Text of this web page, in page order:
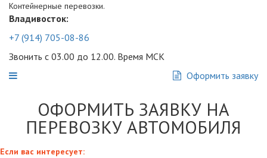
Контейнерные перевозки.
Владивосток:
+7 (914) 705-08-86
Звонить с 03.00 до 12.00. Время МСК
Оформить заявку
ОФОРМИТЬ ЗАЯВКУ НА
ПЕРЕВОЗКУ АВТОМОБИЛЯ
Если вас интересует: